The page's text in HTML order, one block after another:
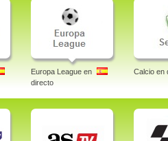
Europa League en
directo
Calcio en